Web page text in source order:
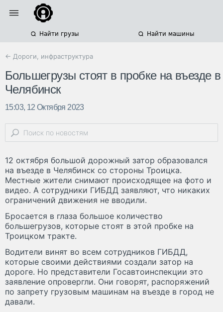
Найти грузы Найти машины
← Дороги, инфраструктура
Большегрузы стоят в пробке на въезде в
Челябинск
15:03, 12 Октября 2023
12 октября большой дорожный затор образовался
на въезде в Челябинск со стороны Троицка.
Местные жители снимают происходящее на фото и
видео. А сотрудники ГИБДД заявляют, что никаких
ограничений движения не вводили.
Бросается в глаза большое количество
большегрузов, которые стоят в этой пробке на
Троицком тракте.
Водители винят во всем сотрудников ГИБДД,
которые своими действиями создали затор на
дороге. Но представители Госавтоинспекции это
заявление опровергли. Они говорят, распоряжений
по запрету грузовым машинам на въезде в город не
давали.